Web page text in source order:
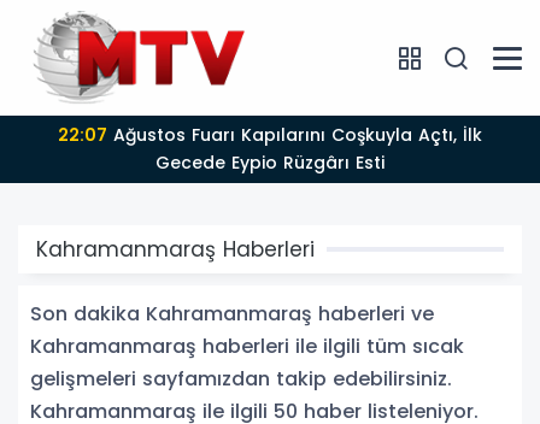
22:06 Geleneksel Ağustos Fuarı Esnafın Yüzünü
Güldürdü
Kahramanmaraş Haberleri
Son dakika Kahramanmaraş haberleri ve
Kahramanmaraş haberleri ile ilgili tüm sıcak
gelişmeleri sayfamızdan takip edebilirsiniz.
Kahramanmaraş ile ilgili 50 haber listeleniyor.